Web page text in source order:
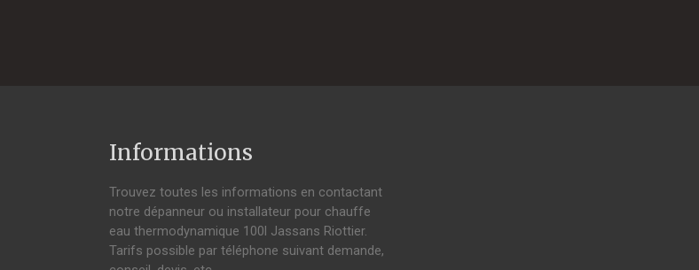
Informations
Trouvez toutes les informations en contactant
notre dépanneur ou installateur pour chauffe
eau thermodynamique 100l Jassans Riottier.
Tarifs possible par téléphone suivant demande,